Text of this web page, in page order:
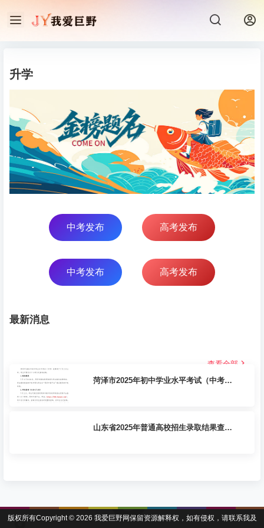
升学
中考发布 高考发布
中考发布 高考发布
最新消息
查看全部
菏泽市2025年初中学业水平考试（中考）
山东省2025年普通高校招生录取结果查询
版权所有Copyright © 2026 我爱巨野网保留资源解释权，如有侵权，请联系我及